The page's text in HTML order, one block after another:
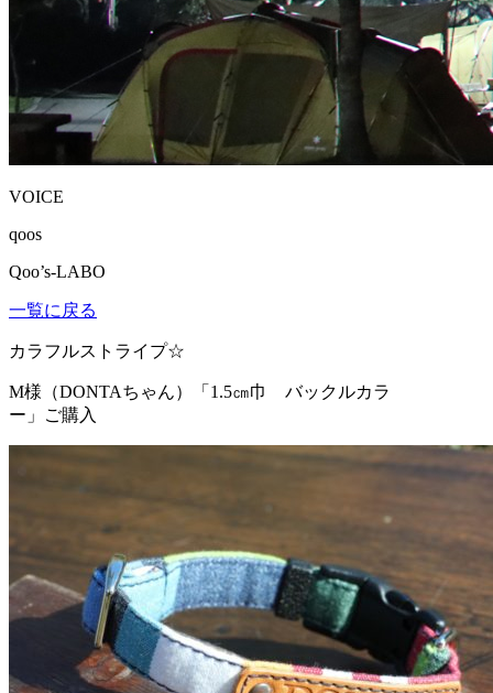
VOICE
qoos
Qoo’s-LABO
一覧に戻る
カラフルストライプ☆
M様（DONTAちゃん）
「1.5㎝巾 バックルカラ
ー」ご購入